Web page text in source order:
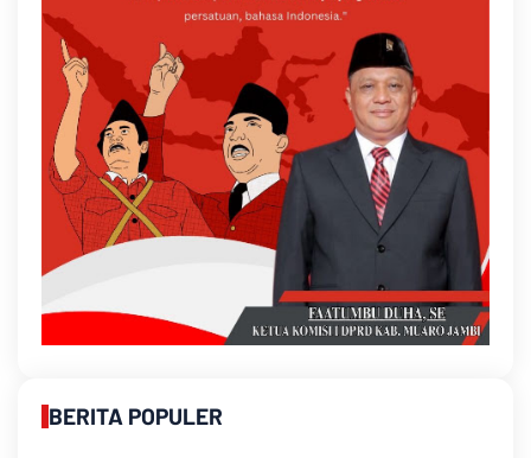
BERITA POPULER